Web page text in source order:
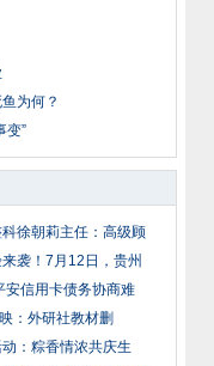
为何？
变”
徐朝莉主任：高级顾
袭！7月12日，贵州
安信用卡债务协商难
：外研社教材删
：粽香情浓共庆生